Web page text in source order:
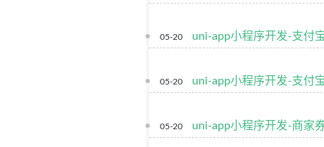
05-20 uni-app小程序开发-支付
05-20 uni-app小程序开发-支付
05-20 uni-app小程序开发-商家